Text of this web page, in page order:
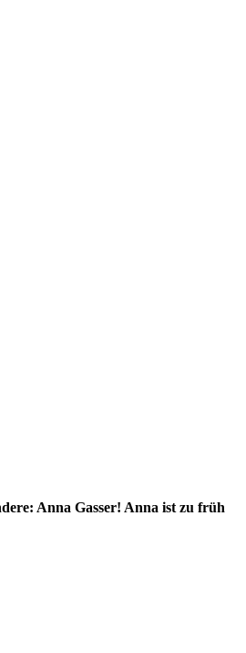
Anna Gasser! Anna ist zu früh